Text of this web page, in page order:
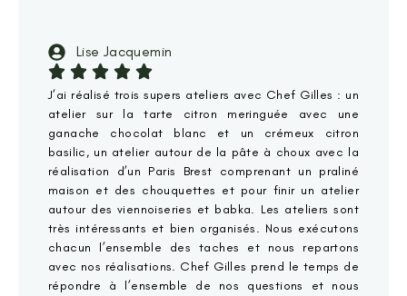
Lise Jacquemin
J’ai réalisé trois supers ateliers avec Chef Gilles : un
atelier sur la tarte citron meringuée avec une
ganache chocolat blanc et un crémeux citron
basilic, un atelier autour de la pâte à choux avec la
réalisation d’un Paris Brest comprenant un praliné
maison et des chouquettes et pour finir un atelier
autour des viennoiseries et babka. Les ateliers sont
très intéressants et bien organisés. Nous exécutons
chacun l’ensemble des taches et nous repartons
avec nos réalisations. Chef Gilles prend le temps de
répondre à l’ensemble de nos questions et nous